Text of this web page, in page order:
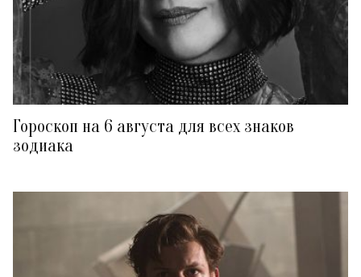
Гороскоп на 6 августа для всех знаков
зодиака